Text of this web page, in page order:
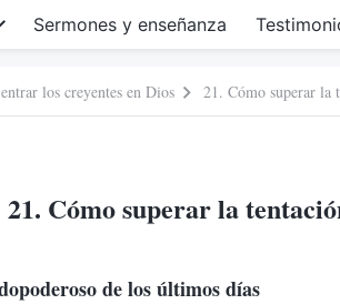
Sermones y enseñanza
los creyentes en Dios 21. Cómo superar la
21. Cómo superar la
de los últimos días